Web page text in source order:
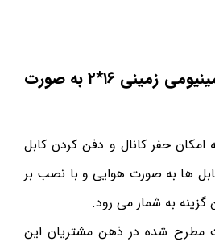
استفاده از کابل آلومینیومی زمینی ۱۶*۲ به صورت
حفر کانال و دفن کردن کابل
کابل ها به صورت هوایی و با نصب بر
گزینه به شمار می رود.
مطرح شده در ذهن مشتریان این